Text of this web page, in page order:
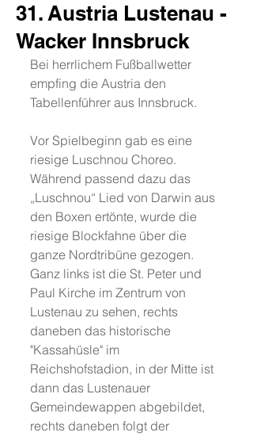
31. Austria Lustenau -
Wacker Innsbruck
Bei herrlichem Fußballwetter
empfing die Austria den
Tabellenführer aus Innsbruck.
Vor Spielbeginn gab es eine
riesige Luschnou Choreo.
Während passend dazu das
„Luschnou“ Lied von Darwin aus
den Boxen ertönte, wurde die
riesige Blockfahne über die
ganze Nordtribüne gezogen.
Ganz links ist die St. Peter und
Paul Kirche im Zentrum von
Lustenau zu sehen, rechts
daneben das historische
"Kassahüsle" im
Reichshofstadion, in der Mitte ist
dann das Lustenauer
Gemeindewappen abgebildet,
rechts daneben folgt der